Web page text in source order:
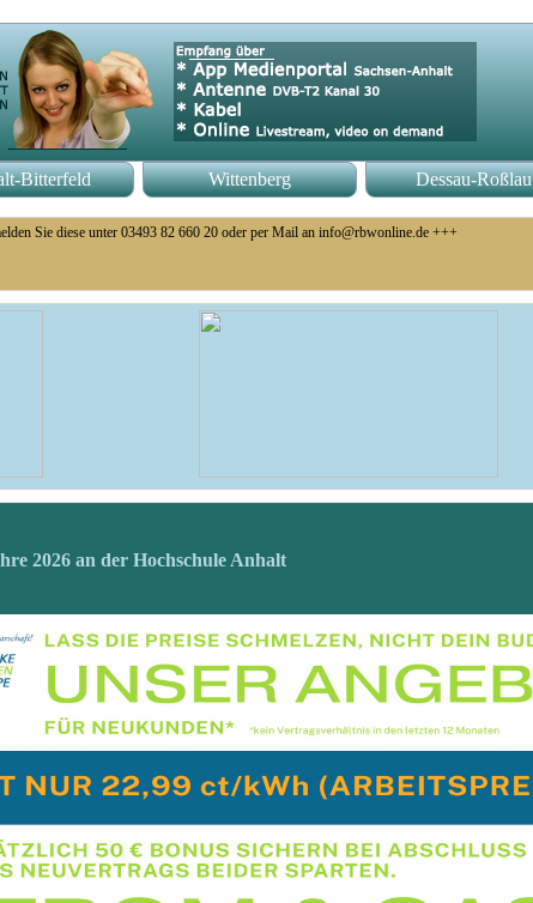
Bitterfeld Wittenberg Dessau-Roßlau
Sie diese unter 03493 82 660 20 oder per Mail an info@rbwonline.de +++
+++
2026 an der Hochschule Anhalt